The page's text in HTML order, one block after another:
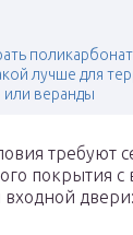
лучше для
или веранды
требуют
покрытия
двери: